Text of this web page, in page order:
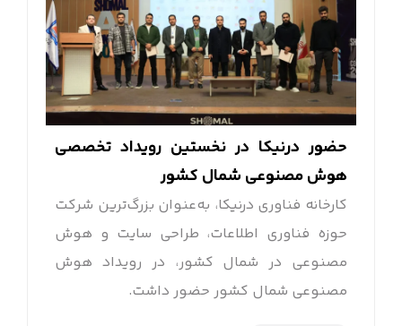
حضور درنیکا در نخستین رویداد تخصصی
هوش مصنوعی شمال کشور
کارخانه فناوری درنیکا، به‌عنوان بزرگ‌ترین شرکت
حوزه فناوری اطلاعات، طراحی سایت و هوش
مصنوعی در شمال کشور، در رویداد هوش
مصنوعی شمال کشور حضور داشت.